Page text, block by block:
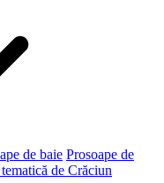
de baie Prosoape de
de Crăciun